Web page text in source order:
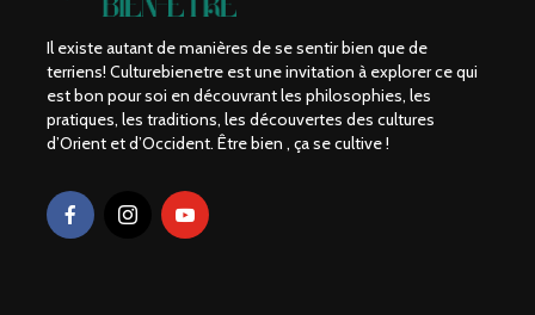
Il existe autant de manières de se sentir bien que de
terriens! Culturebienetre est une invitation à explorer ce qui
est bon pour soi en découvrant les philosophies, les
pratiques, les traditions, les découvertes des cultures
d’Orient et d’Occident. Être bien , ça se cultive !